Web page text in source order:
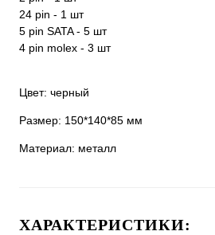
24 pin - 1 шт
5 pin SATA - 5 шт
4 pin molex - 3 шт
Цвет: черный
Размер: 150*140*85 мм
Материал: металл
ХАРАКТЕРИСТИКИ: